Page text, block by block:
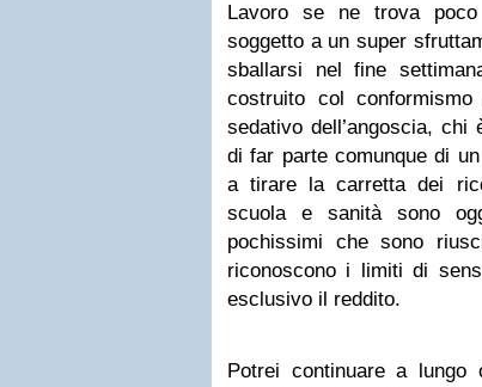
Lavoro se ne trova poco
soggetto a un super
sballarsi nel fine
costruito col
sedativo dell’angoscia,
di far parte comunque di
a tirare la carretta dei
scuola e sanità sono
pochissimi che sono
riconoscono i limiti di
esclusivo il reddito.
Potrei continuare a lungo